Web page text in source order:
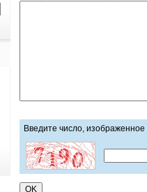
Введите число, изображенное